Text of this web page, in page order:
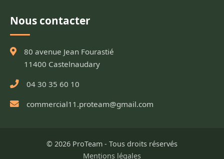
Nous contacter
80 avenue Jean Fourastié
11400 Castelnaudary
04 30 35 60 10
commercial11.proteam@gmail.com
© 2026 ProTeam - Tous droits réservés
Mentions légales